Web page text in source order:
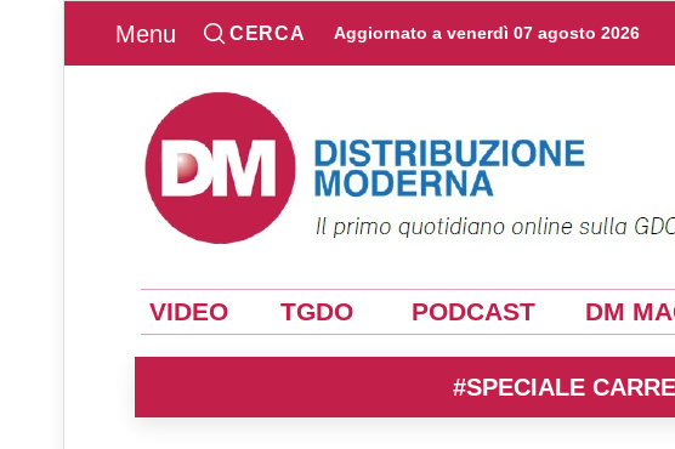
Menu CERCA Aggiornato a venerdì 07 agosto 2026
VIDEO TGDO PODCAST DM
#SPECIALE